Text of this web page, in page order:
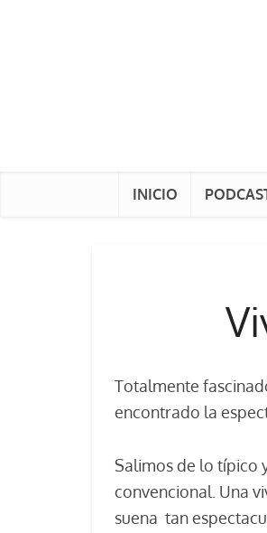
INICIO
Totalmente
encontrado la
Salimos de lo típico
convencional. Una
suena tan